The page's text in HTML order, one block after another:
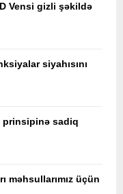
Vensi gizli şəkildə
siyahısını
prinsipinə sadiq
məhsullarımız üçün